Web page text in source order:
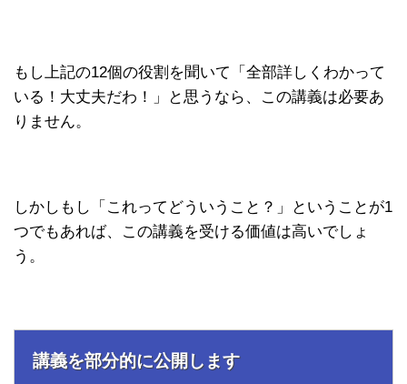
もし上記の12個の役割を聞いて「全部詳しくわかって
いる！大丈夫だわ！」と思うなら、この講義は必要あ
りません。
しかしもし「これってどういうこと？」ということが1
つでもあれば、この講義を受ける価値は高いでしょ
う。
講義を部分的に公開します